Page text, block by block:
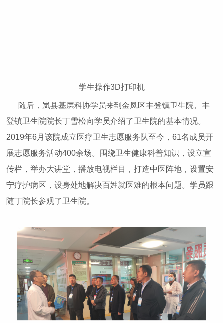
学生操作3D打印机
随后，岚县基层科协学员来到金凤区丰登镇卫生院。丰
登镇卫生院院长丁雪松向学员介绍了卫生院的基本情况。
2019年6月该院成立医疗卫生志愿服务队至今，61名成员开
展志愿服务活动400余场。围绕卫生健康科普知识，设立宣
传栏，举办大讲堂，播放电视栏目，打造中医阵地，设置安
宁疗护病区，设身处地解决百姓就医难的根本问题。学员跟
随丁院长参观了卫生院。